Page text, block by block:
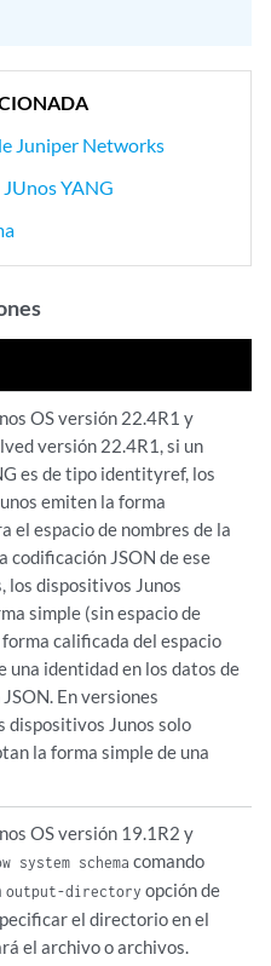
Juniper Networks
YANG
OS versión 22.4R1 y
versión 22.4R1, si un
es de tipo identityref, los
emiten la forma
el espacio de nombres de la
codificación JSON de ese
los dispositivos Junos
simple (sin espacio de
calificada del espacio
una identidad en los datos de
En versiones
dispositivos Junos solo
la forma simple de una
OS versión 19.1R2 y
system schema comando
output-directory opción de
el directorio en el
el archivo o archivos.